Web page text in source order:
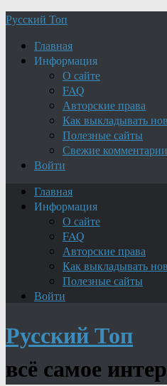
Русский Топ
Главная
Информация
О сайте
FAQ
Авторские права
Как выкладывать
Полезные сайты
Свежие комментарии
Войти
Главная
Информация
О сайте
FAQ
Авторские права
Как выкладывать
Полезные сайты
Войти
Русский Топ
всё самое